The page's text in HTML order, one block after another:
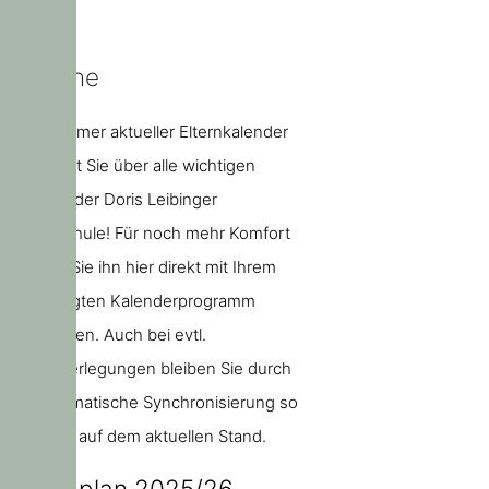
Termine
Unser immer aktueller Elternkalender
informiert Sie über alle wichtigen
Termine der Doris Leibinger
Grundschule! Für noch mehr Komfort
können Sie ihn hier direkt mit Ihrem
bevorzugten Kalenderprogramm
abonnieren. Auch bei evtl.
Terminverlegungen bleiben Sie durch
die automatische Synchronisierung so
jederzeit auf dem aktuellen Stand.